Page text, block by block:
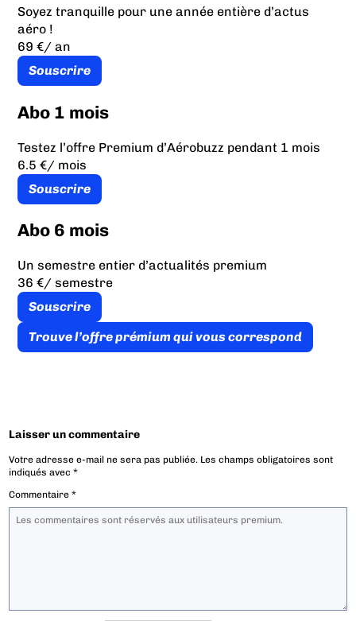
Soyez tranquille pour une année entière d’actus
aéro !
69 €/ an
Souscrire
Abo 1 mois
Testez l’offre Premium d’Aérobuzz pendant 1 mois
6.5 €/ mois
Souscrire
Abo 6 mois
Un semestre entier d’actualités premium
36 €/ semestre
Souscrire
Trouve l’offre prémium qui vous correspond
Laisser un commentaire
Votre adresse e-mail ne sera pas publiée. Les champs obligatoires sont
indiqués avec*
Commentaire*